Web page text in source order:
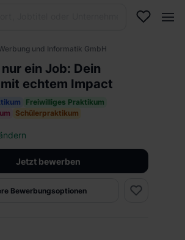
und Informatik GmbH
ein Job: Dein
echtem Impact
Freiwilliges Praktikum
Schülerpraktikum
Jetzt bewerben
Bewerbungsoptionen